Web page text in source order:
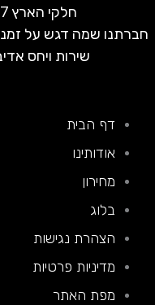
חלקי הארץ 24/7 במיוחד בשבילכם!
שמה דגש על זמני
שירות ויחס אדיב
דף הבית
אודותינו
מחירון
בלוג
הצהרת נגישות
מדיניות פרטיות
מפת האתר